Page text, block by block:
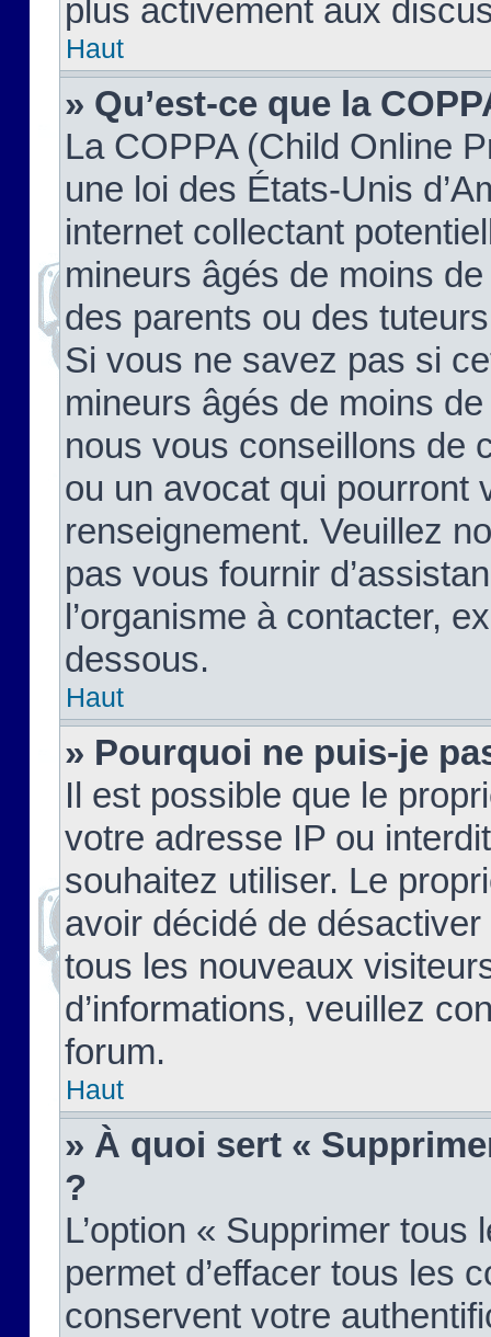
plus activement aux
Haut
» Qu’est-ce que la
La COPPA (Child Online
une loi des États-Unis
internet collectant
mineurs âgés de moins
des parents ou des
Si vous ne savez pas si
mineurs âgés de moins
nous vous conseillons de
ou un avocat qui pourront
renseignement. Veuillez
pas vous fournir
l’organisme à contacter,
dessous.
Haut
» Pourquoi ne puis-je
Il est possible que le
votre adresse IP ou
souhaitez utiliser. Le
avoir décidé de
tous les nouveaux
d’informations, veuillez
forum.
Haut
» À quoi sert «
?
L’option « Supprimer
permet d’effacer tous les
conservent votre